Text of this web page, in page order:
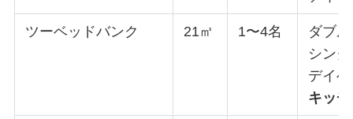
ツーベッドバンク 21㎡ 1〜4名
ダブ
シン
デイ
キッ